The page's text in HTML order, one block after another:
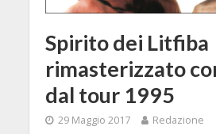
Spirito dei Litfiba
rimasterizzato
dal tour 1995
29 Maggio 2017
Redazione